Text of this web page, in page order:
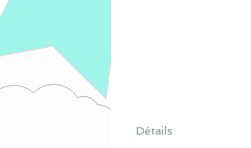
Détails